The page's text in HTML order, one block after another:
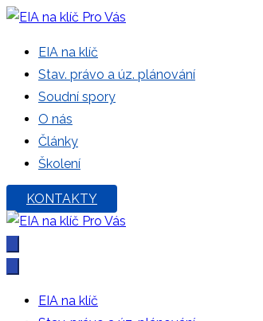
Přeskočit
obsah
EIA na klíč Pro Vás
Kompletní zastoupení v řízení EIA a SEA,
EIA na klíč
Stav. právo a úz. plánování
Soudní spory
O nás
Články
Školení
KONTAKTY
EIA na klíč Pro Vás
Kompletní zastoupení v řízení EIA a SEA,
EIA na klíč